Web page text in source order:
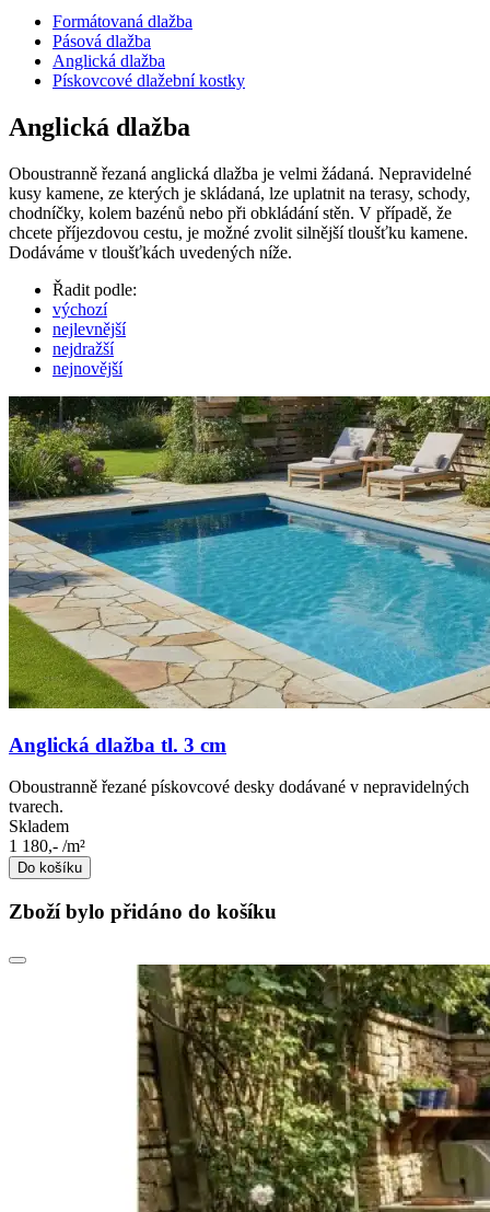
Formátovaná dlažba
Pásová dlažba
Anglická dlažba
Pískovcové dlažební kostky
Anglická dlažba
Oboustranně řezaná anglická dlažba je velmi žádaná. Nepravidelné
kusy kamene, ze kterých je skládaná, lze uplatnit na terasy, schody,
chodníčky, kolem bazénů nebo při obkládání stěn. V případě, že
chcete příjezdovou cestu, je možné zvolit silnější tloušťku kamene.
Dodáváme v tloušťkách uvedených níže.
Řadit podle:
výchozí
nejlevnější
nejdražší
nejnovější
Anglická dlažba tl. 3 cm
Oboustranně řezané pískovcové desky dodávané v nepravidelných
tvarech.
Skladem
1 180,- /m²
Do košíku
Zboží bylo přidáno do košíku